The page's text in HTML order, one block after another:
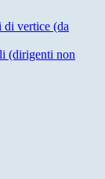
vertice (da
(dirigenti non